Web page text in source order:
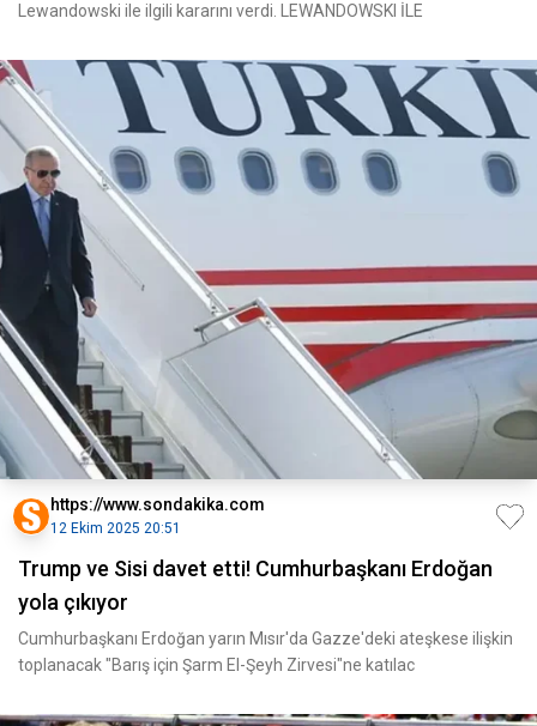
Lewandowski ile ilgili kararını verdi. LEWANDOWSKI İLE
https://www.sondakika.com
12 Ekim 2025 20:51
Trump ve Sisi davet etti! Cumhurbaşkanı Erdoğan
yola çıkıyor
Cumhurbaşkanı Erdoğan yarın Mısır'da Gazze'deki ateşkese ilişkin
toplanacak "Barış için Şarm El-Şeyh Zirvesi"ne katılac